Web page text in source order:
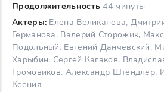
Продолжительность 44 минуты
Актеры: Елена Великанова,
Германова, Валерий Сторожик,
Подольный, Евгений Данчевский,
Харыбин, Сергей Кагаков,
Громовиков, Александр Штендлер,
Ксения